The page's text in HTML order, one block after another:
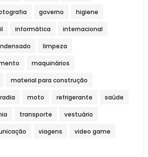
governo higiene
informática internacional
limpeza
maquinários
material para construção
moto refrigerante saúde
transporte vestuário
viagens video game